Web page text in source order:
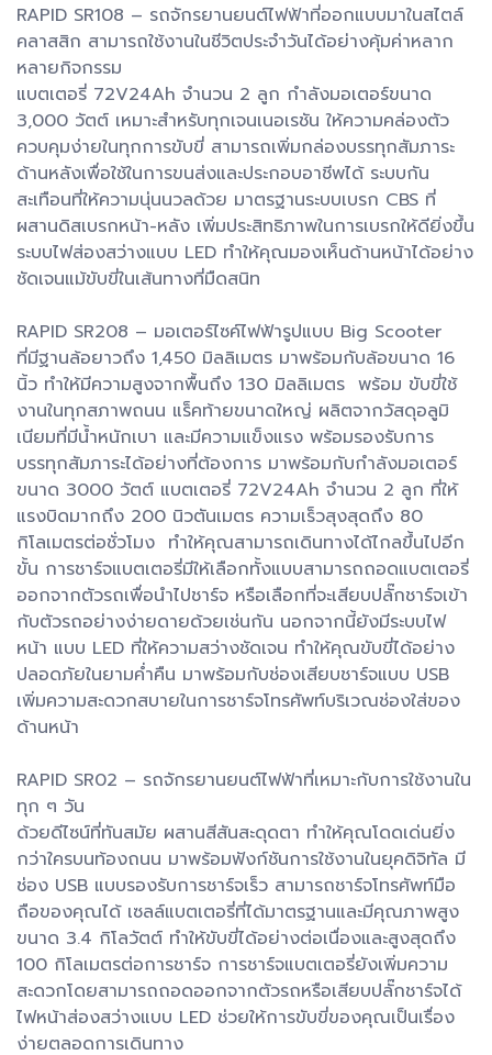
RAPID SR108 – รถจักรยานยนต์ไฟฟ้าที่ออกแบบมาในสไตล์
คลาสสิก สามารถใช้งานในชีวิตประจำวันได้อย่างคุ้มค่าหลาก
หลายกิจกรรม
แบตเตอรี่ 72V24Ah จำนวน 2 ลูก กำลังมอเตอร์ขนาด
3,000 วัตต์ เหมาะสำหรับทุกเจนเนอเรชัน ให้ความคล่องตัว
ควบคุมง่ายในทุกการขับขี่ สามารถเพิ่มกล่องบรรทุกสัมภาระ
ด้านหลังเพื่อใช้ในการขนส่งและประกอบอาชีพได้ ระบบกัน
สะเทือนที่ให้ความนุ่นนวลด้วย มาตรฐานระบบเบรก CBS ที่
ผสานดิสเบรกหน้า-หลัง เพิ่มประสิทธิภาพในการเบรกให้ดียิ่งขึ้น
ระบบไฟส่องสว่างแบบ LED ทำให้คุณมองเห็นด้านหน้าได้อย่าง
ชัดเจนแม้ขับขี่ในเส้นทางที่มืดสนิท
RAPID SR208 – มอเตอร์ไซค์ไฟฟ้ารูปแบบ Big Scooter
ที่มีฐานล้อยาวถึง 1,450 มิลลิเมตร มาพร้อมกับล้อขนาด 16
นิ้ว ทำให้มีความสูงจากพื้นถึง 130 มิลลิเมตร พร้อม ขับขี่ใช้
งานในทุกสภาพถนน แร็คท้ายขนาดใหญ่ ผลิตจากวัสดุอลูมิ
เนียมที่มีน้ำหนักเบา และมีความแข็งแรง พร้อมรองรับการ
บรรทุกสัมภาระได้อย่างที่ต้องการ มาพร้อมกับกำลังมอเตอร์
ขนาด 3000 วัตต์ แบตเตอรี่ 72V24Ah จำนวน 2 ลูก ที่ให้
แรงบิดมากถึง 200 นิวตันเมตร ความเร็วสุงสุดถึง 80
กิโลเมตรต่อชั่วโมง ทำให้คุณสามารถเดินทางได้ไกลขึ้นไปอีก
ขั้น การชาร์จแบตเตอรี่มีให้เลือกทั้งแบบสามารถถอดแบตเตอรี่
ออกจากตัวรถเพื่อนำไปชาร์จ หรือเลือกที่จะเสียบปลั๊กชาร์จเข้า
กับตัวรถอย่างง่ายดายด้วยเช่นกัน นอกจากนี้ยังมีระบบไฟ
หน้า แบบ LED ที่ให้ความสว่างชัดเจน ทำให้คุณขับขี่ได้อย่าง
ปลอดภัยในยามค่ำคืน มาพร้อมกับช่องเสียบชาร์จแบบ USB
เพิ่มความสะดวกสบายในการชาร์จโทรศัพท์บริเวณช่องใส่ของ
ด้านหน้า
RAPID SR02 – รถจักรยานยนต์ไฟฟ้าที่เหมาะกับการใช้งานใน
ทุก ๆ วัน
ด้วยดีไซน์ที่ทันสมัย ผสานสีสันสะดุดตา ทำให้คุณโดดเด่นยิ่ง
กว่าใครบนท้องถนน มาพร้อมฟังก์ชันการใช้งานในยุคดิจิทัล มี
ช่อง USB แบบรองรับการชาร์จเร็ว สามารถชาร์จโทรศัพท์มือ
ถือของคุณได้ เซลล์แบตเตอรี่ที่ได้มาตรฐานและมีคุณภาพสูง
ขนาด 3.4 กิโลวัตต์ ทำให้ขับขี่ได้อย่างต่อเนื่องและสูงสุดถึง
100 กิโลเมตรต่อการชาร์จ การชาร์จแบตเตอรี่ยังเพิ่มความ
สะดวกโดยสามารถถอดออกจากตัวรถหรือเสียบปลั๊กชาร์จได้
ไฟหน้าส่องสว่างแบบ LED ช่วยให้การขับขี่ของคุณเป็นเรื่อง
ง่ายตลอดการเดินทาง